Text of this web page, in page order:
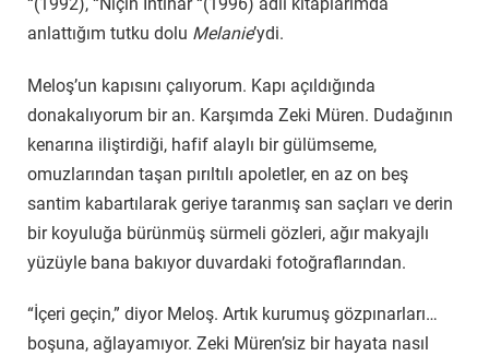
anlattığım tutku dolu Melanie’ydi.
Meloş’un kapısını çalıyorum. Kapı açıldığında
donakalıyorum bir an. Karşımda Zeki Müren. Dudağının
kenarına iliştirdiği, hafif alaylı bir gülümseme,
omuzlarından taşan pırıltılı apoletler, en az on beş
santim kabartılarak geriye taranmış san saçları ve derin
bir koyuluğa bürünmüş sürmeli gözleri, ağır makyajlı
yüzüyle bana bakıyor duvardaki fotoğraflarından.
“İçeri geçin,” diyor Meloş. Artık kurumuş gözpınarları…
boşuna, ağlayamıyor. Zeki Müren’siz bir hayata nasıl